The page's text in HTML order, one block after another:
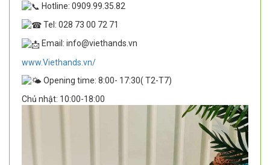
Hotline: 0909.99.35.82
Tel: 028 73 00 72 71
Email: info@viethands.vn
www.Viethands.vn/
Opening time: 8:00- 17:30( T2-T7)
Chủ nhật: 10:00-18:00